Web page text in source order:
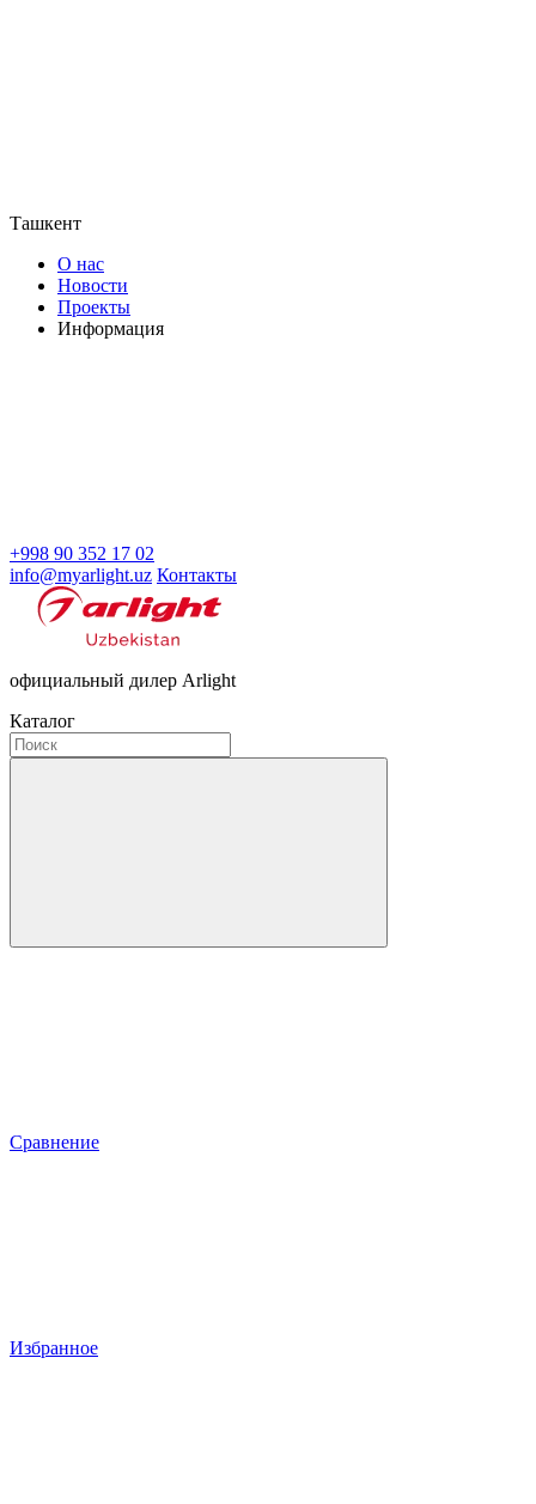
Ташкент
О нас
Новости
Проекты
Информация
+998 90 352 17 02
info@myarlight.uz Контакты
официальный дилер Arlight
Каталог
Сравнение
Избранное